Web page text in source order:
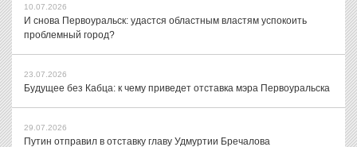
10.07.2026
И снова Первоуральск: удастся областным властям успокоить
проблемный город?
23.07.2026
Будущее без Кабца: к чему приведет отставка мэра Первоуральска
29.07.2026
Путин отправил в отставку главу Удмуртии Бречалова